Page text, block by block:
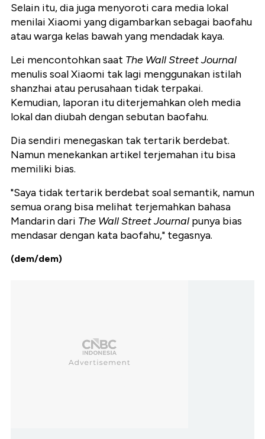
Selain itu, dia juga menyoroti cara media lokal
menilai Xiaomi yang digambarkan sebagai baofahu
atau warga kelas bawah yang mendadak kaya.
Lei mencontohkan saat The Wall Street Journal
menulis soal Xiaomi tak lagi menggunakan istilah
shanzhai atau perusahaan tidak terpakai.
Kemudian, laporan itu diterjemahkan oleh media
lokal dan diubah dengan sebutan baofahu.
Dia sendiri menegaskan tak tertarik berdebat.
Namun menekankan artikel terjemahan itu bisa
memiliki bias.
"Saya tidak tertarik berdebat soal semantik, namun
semua orang bisa melihat terjemahkan bahasa
Mandarin dari The Wall Street Journal punya bias
mendasar dengan kata baofahu," tegasnya.
(dem/dem)